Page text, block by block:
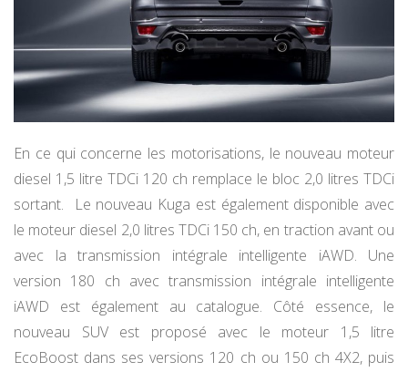
En ce qui concerne les motorisations, le nouveau moteur
diesel 1,5 litre TDCi 120 ch remplace le bloc 2,0 litres TDCi
sortant. Le nouveau Kuga est également disponible avec
le moteur diesel 2,0 litres TDCi 150 ch, en traction avant ou
avec la transmission intégrale intelligente iAWD. Une
version 180 ch avec transmission intégrale intelligente
iAWD est également au catalogue. Côté essence, le
nouveau SUV est proposé avec le moteur 1,5 litre
EcoBoost dans ses versions 120 ch ou 150 ch 4X2, puis